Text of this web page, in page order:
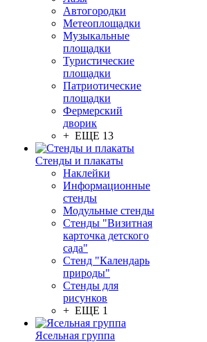
Автогородки
Метеоплощадки
Музыкальные
площадки
Туристические
площадки
Патриотические
площадки
Фермерский
дворик
+ ЕЩЕ 13
Стенды и плакаты
Наклейки
Информационные
стенды
Модульные стенды
Стенды "Визитная
карточка детского
сада"
Стенд "Календарь
природы"
Стенды для
рисунков
+ ЕЩЕ 1
Ясельная группа